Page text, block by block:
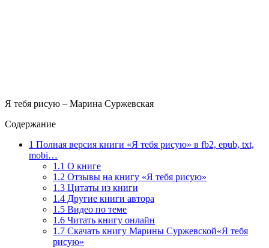
Я тебя рисую – Марина Суржевская
Содержание
1 Полная версия книги «Я тебя рисую» в fb2, epub, txt,
mobi…
1.1 О книге
1.2 Отзывы на книгу «Я тебя рисую»
1.3 Цитаты из книги
1.4 Другие книги автора
1.5 Видео по теме
1.6 Читать книгу онлайн
1.7 Скачать книгу Марины Суржевской«Я тебя
рисую»